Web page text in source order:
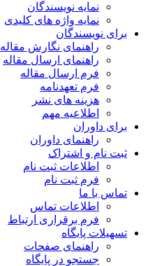
نمایه نویسندگان
نمایه واژه های کلیدی
برای نویسندگان
راهنمای نگارش مقاله
راهنمای ارسال مقاله
فرم ارسال مقاله
فرم تعهدنامه
هزینه های نشر
اطلاعیه مهم
برای داوران
راهنمای داوران
ثبت نام و اشتراک
اطلاعات ثبت نام
فرم ثبت نام
تماس با ما
اطلاعات تماس
فرم برقراری ارتباط
تسهیلات پایگاه
راهنمای صفحات
جستجو در پایگاه